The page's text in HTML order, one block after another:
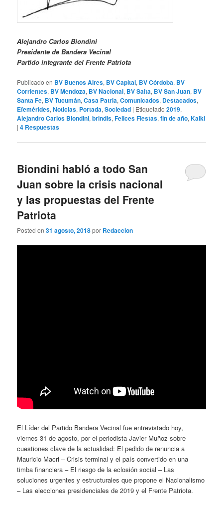
Alejandro Carlos Biondini
Presidente de Bandera Vecinal
Partido integrante del Frente Patriota
Publicado en BV Buenos Aires, BV Capital, BV Córdoba, BV
Corrientes, BV Mendoza, BV Nacional, BV Salta, BV San Juan, BV
Santa Fe, BV Tucumán,Casa Patria,Comunicados, Destacados,
Efemérides,Noticias, Portada,Sociedad | Etiquetado 2019,
Alejandro Carlos Biondini,brindis,Felices Fiestas,fin de año,Kalki
|4 Respuestas
Biondini habló a todo San
Juan sobre la crisis nacional
y las propuestas del Frente
Patriota
Posted on31 agosto, 2018por Redaccion
El Líder del Partido Bandera Vecinal fue entrevistado hoy,
viernes 31 de agosto, por el periodista Javier Muñoz sobre
cuestiones clave de la actualidad: El pedido de renuncia a
Mauricio Macri – Crisis terminal y el país convertido en una
timba financiera – El riesgo de la eclosión social – Las
soluciones urgentes y estructurales que propone el Nacionalismo
– Las elecciones presidenciales de 2019 y el Frente Patriota.